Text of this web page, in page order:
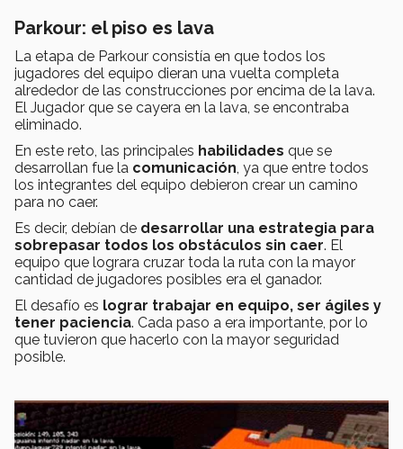
Parkour: el piso es lava
La etapa de Parkour consistía en que todos los
jugadores del equipo dieran una vuelta completa
alrededor de las construcciones por encima de la lava.
El Jugador que se cayera en la lava, se encontraba
eliminado.
En este reto, las principales habilidades que se
desarrollan fue la comunicación, ya que entre todos
los integrantes del equipo debieron crear un camino
para no caer.
Es decir, debían de desarrollar una estrategia para
sobrepasar todos los obstáculos sin caer. El
equipo que lograra cruzar toda la ruta con la mayor
cantidad de jugadores posibles era el ganador.
El desafío es lograr trabajar en equipo, ser ágiles y
tener paciencia. Cada paso a era importante, por lo
que tuvieron que hacerlo con la mayor seguridad
posible.